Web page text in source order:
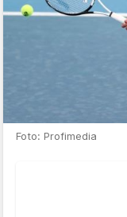
Foto: Profimedia